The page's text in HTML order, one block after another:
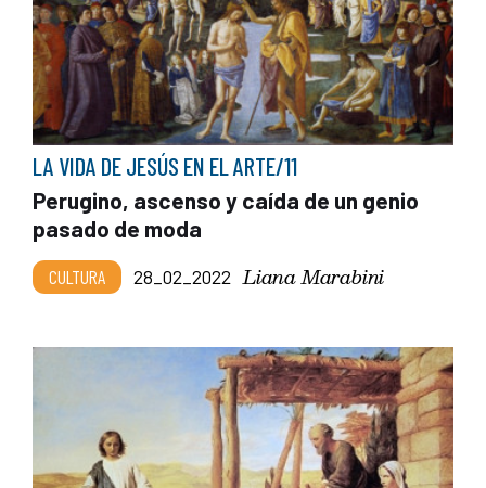
LA VIDA DE JESÚS EN EL ARTE/11
Perugino, ascenso y caída de un genio
pasado de moda
CULTURA 28_02_2022 Liana Marabini